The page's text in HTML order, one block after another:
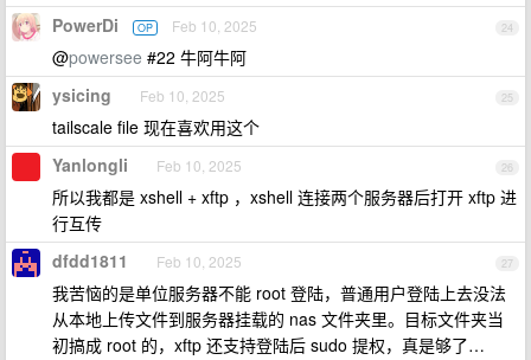
24
PowerDi OP Feb 10, 2025
@powersee #22 牛阿牛阿
25
ysicing Feb 10, 2025
tailscale file 现在喜欢用这个
26
Yanlongli Feb 10, 2025
所以我都是 xshell + xftp ，xshell 连接两个服务器后打开 xftp 进
行互传
27
dfdd1811 Feb 10, 2025
我苦恼的是单位服务器不能 root 登陆，普通用户登陆上去没法
从本地上传文件到服务器挂载的 nas 文件夹里。目标文件夹当
初搞成 root 的，xftp 还支持登陆后 sudo 提权，真是够了…